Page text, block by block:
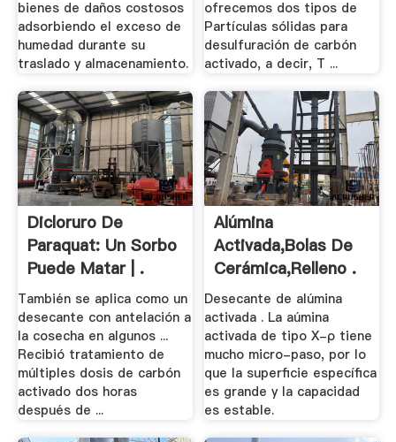
bienes de daños costosos
adsorbiendo el exceso de
humedad durante su
traslado y almacenamiento.
ofrecemos dos tipos de
Partículas sólidas para
desulfuración de carbón
activado, a decir, T ...
Dicloruro De
Paraquat: Un Sorbo
Puede Matar | .
También se aplica como un
desecante con antelación a
la cosecha en algunos ...
Recibió tratamiento de
múltiples dosis de carbón
activado dos horas
después de ...
Alúmina
Activada,Bolas De
Cerámica,Relleno .
Desecante de alúmina
activada . La aúmina
activada de tipo X-ρ tiene
mucho micro-paso, por lo
que la superficie específica
es grande y la capacidad
es estable.